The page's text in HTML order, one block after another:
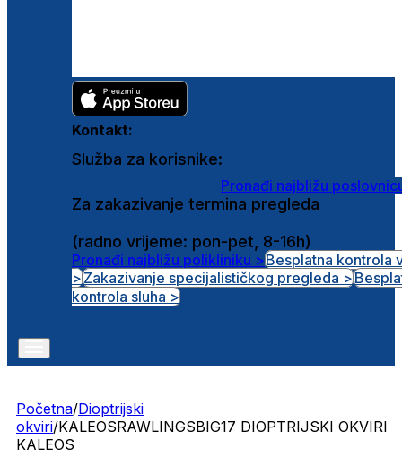
Kontakt:
Služba za korisnike:
Pronađi najbližu
Za zakazivanje termina pregleda
(radno vrijeme: pon-pet, 8-16h)
Pronađi najbližu polikliniku >Besplatna kontrola
>Zakazivanje specijalističkog pregleda >
kontrola sluha >
Početna/Dioptrijski
okviri/KALEOSRAWLINGSBIG17 DIOPTRIJSKI OKVIRI
KALEOS